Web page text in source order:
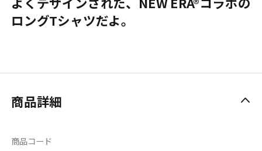
ロングTシャツだよ。
商品詳細
商品コード